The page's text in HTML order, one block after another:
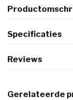
Specificaties
Reviews
Gerelateerde